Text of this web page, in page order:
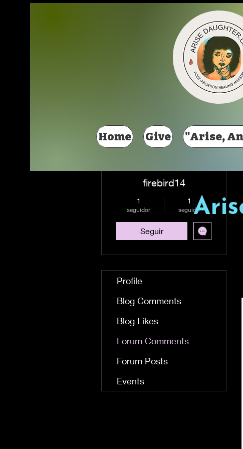
Home Give "Arise,
firebird14
1
seguidor
1
seguido
Seguir
Profile
Blog Comments
Blog Likes
Forum Comments
Forum Posts
Events